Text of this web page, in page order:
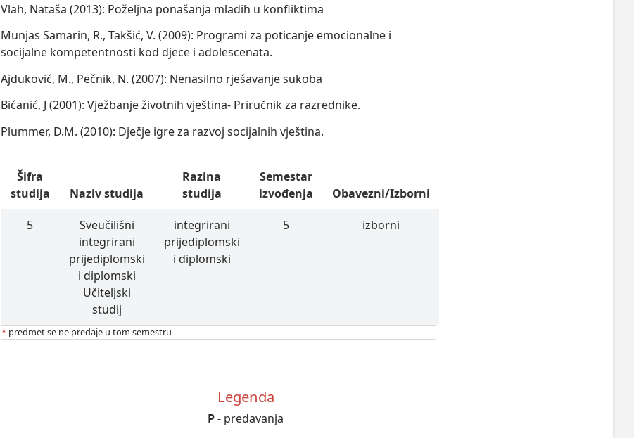
Vlah, Nataša (2013): Poželjna ponašanja mladih u konfliktima
Munjas Samarin, R., Takšić, V. (2009): Programi za poticanje emocionalne i
socijalne kompetentnosti kod djece i adolescenata.
Ajduković, M., Pečnik, N. (2007): Nenasilno rješavanje sukoba
Bićanić, J (2001): Vježbanje životnih vještina- Priručnik za razrednike.
Plummer, D.M. (2010): Dječje igre za razvoj socijalnih vještina.
Šifra
studija
Naziv studija
Razina
studija
Semestar
izvođenja
Obavezni/Izborni
5
Sveučilišni
integrirani
prijediplomski
i diplomski
Učiteljski
studij
integrirani
prijediplomski
i diplomski
5 izborni
* predmet se ne predaje u tom semestru
Legenda
P- predavanja